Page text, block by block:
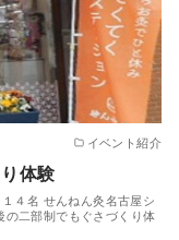
イベント紹介
体験
名 せんねん灸名古屋シ
の二部制でもぐさづくり体